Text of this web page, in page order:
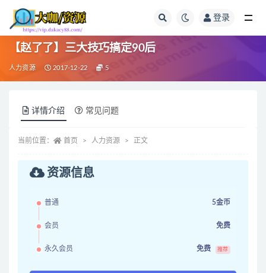
登录
【赵了了】三大技巧搞定90后
人力资源 2017-12-22 5
详情介绍 常见问题
当前位置： 首页 人力资源 正文
资源信息
普通 5金币
会员 免费
永久会员 免费 推荐
全部